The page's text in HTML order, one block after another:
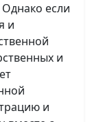
если
и
и
и